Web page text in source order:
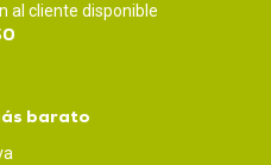
al cliente disponible
barato